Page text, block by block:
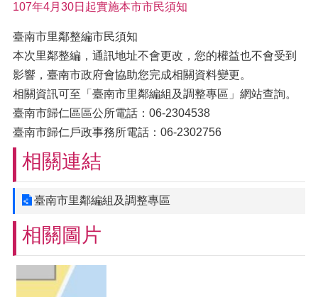
107年4月30日起實施本市市民須知
臺南市里鄰整編市民須知
本次里鄰整編，通訊地址不會更改，您的權益也不會受到
影響，臺南市政府會協助您完成相關資料變更。
相關資訊可至「臺南市里鄰編組及調整專區」網站查詢。
臺南市歸仁區區公所電話：06-2304538
臺南市歸仁戶政事務所電話：06-2302756
相關連結
臺南市里鄰編組及調整專區
相關圖片